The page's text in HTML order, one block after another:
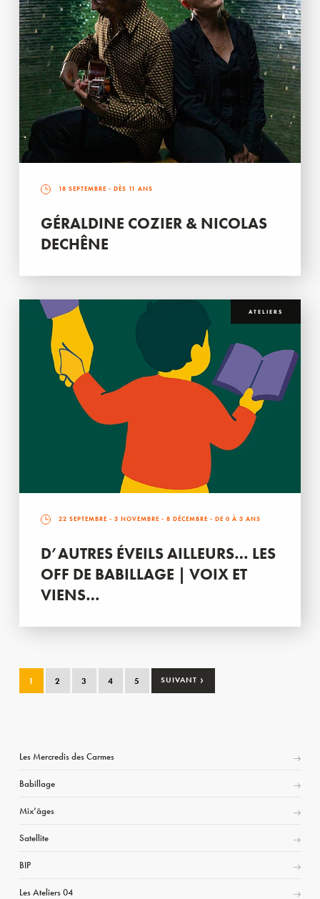
18 SEPTEMBRE - DÈS 11 ANS
GÉRALDINE COZIER & NICOLAS
DECHÊNE
ATELIERS
22 SEPTEMBRE - 3 NOVEMBRE - 8 DÉCEMBRE - DE 0 À 3 ANS
D’AUTRES ÉVEILS AILLEURS… LES
OFF DE BABILLAGE | VOIX ET
VIENS…
1 2 3 4 5 SUIVANT ›
Les Mercredis des Carmes
Babillage
Mix’âges
Satellite
BIP
Les Ateliers 04